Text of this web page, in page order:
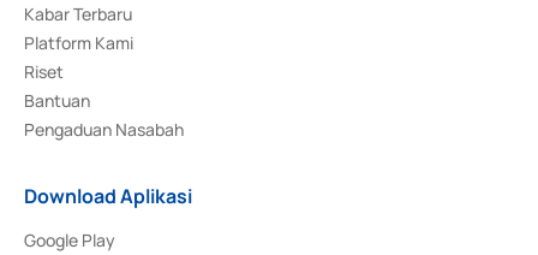
Kabar Terbaru
Platform Kami
Riset
Bantuan
Pengaduan Nasabah
Download Aplikasi
Google Play